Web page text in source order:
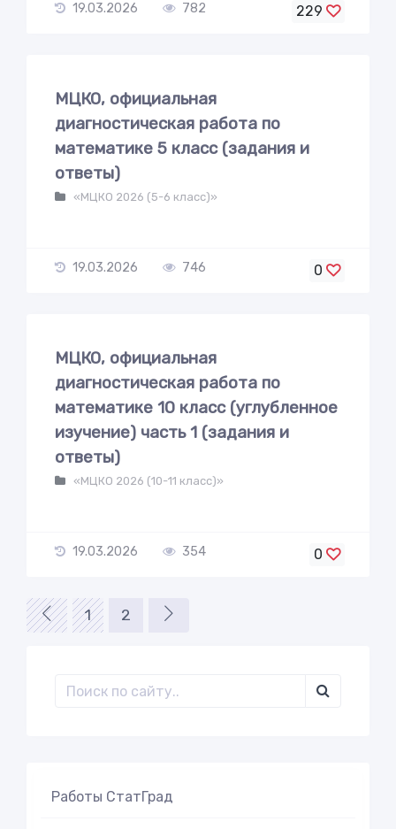
19.03.2026 782 229
МЦКО, официальная
диагностическая работа по
математике 5 класс (задания и
ответы)
«МЦКО 2026 (5-6 класс)»
19.03.2026 746 0
МЦКО, официальная
диагностическая работа по
математике 10 класс (углубленное
изучение) часть 1 (задания и
ответы)
«МЦКО 2026 (10-11 класс)»
19.03.2026 354 0
1 2
Работы СтатГрад